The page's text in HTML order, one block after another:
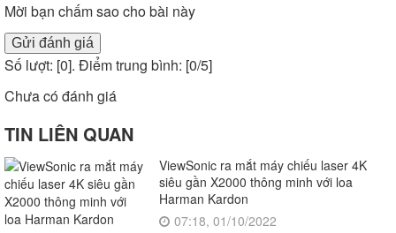
Mời bạn chấm sao cho bài này
Gửi đánh giá
Số lượt: [0]. Điểm trung bình: [0/5]
Chưa có đánh giá
TIN LIÊN QUAN
ViewSonic ra mắt máy chiếu laser 4K
siêu gần X2000 thông minh với loa
Harman Kardon
07:18, 01/10/2022